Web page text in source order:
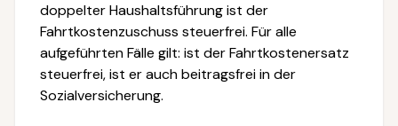
doppelter Haushaltsführung ist der
Fahrtkostenzuschuss steuerfrei. Für alle
aufgeführten Fälle gilt: ist der Fahrtkostenersatz
steuerfrei, ist er auch beitragsfrei in der
Sozialversicherung.